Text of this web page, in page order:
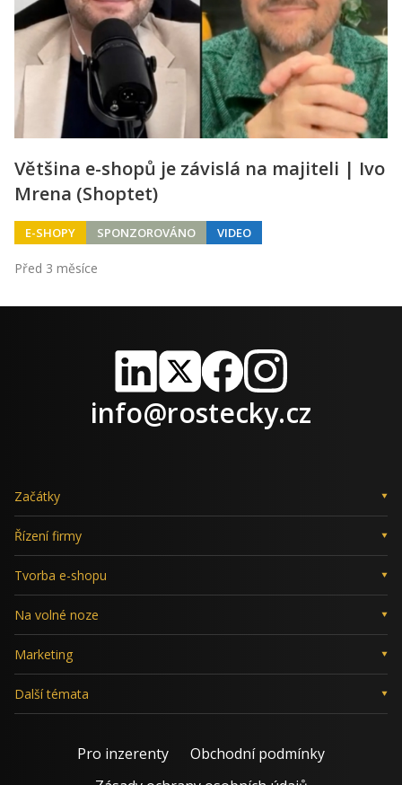
Většina e-shopů je závislá na majiteli | Ivo
Mrena (Shoptet)
E-SHOPY SPONZOROVÁNO VIDEO
Před 3 měsíce
LinkedIn
X FacebookInstagram
info@rostecky.cz
Začátky
Řízení firmy
Tvorba e-shopu
Na volné noze
Marketing
Další témata
Pro inzerenty
Obchodní podmínky